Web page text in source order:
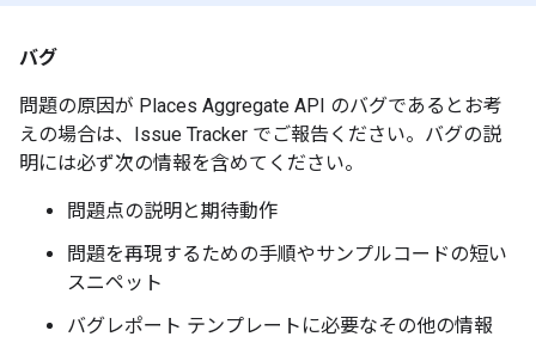
バグ
問題の原因が Places Aggregate API のバグであるとお考
えの場合は、Issue Tracker でご報告ください。バグの説
明には必ず次の情報を含めてください。
問題点の説明と期待動作
問題を再現するための手順やサンプルコードの短い
スニペット
バグレポート テンプレートに必要なその他の情報